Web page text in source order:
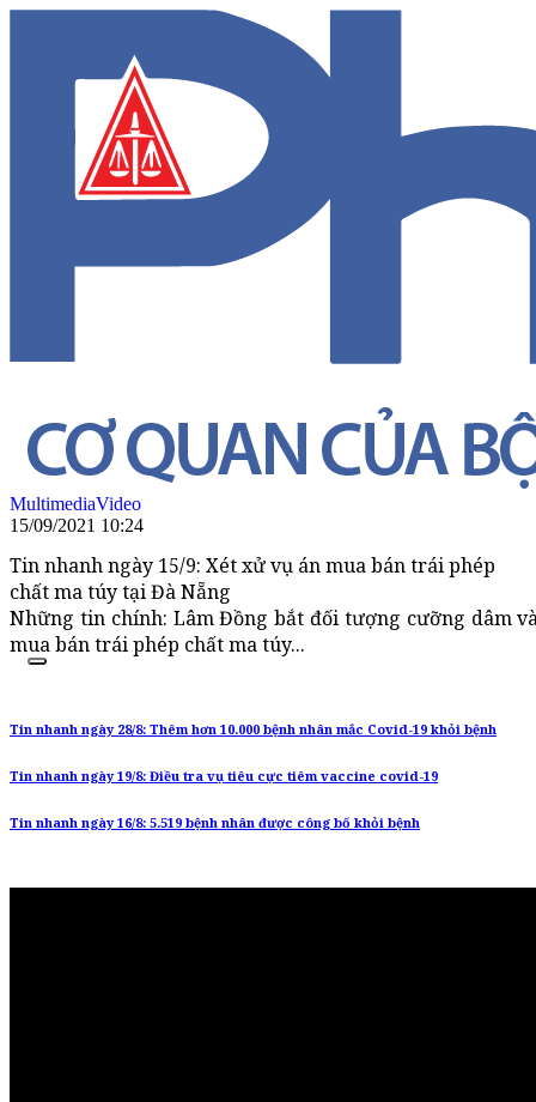
MultimediaVideo
15/09/2021 10:24
Tin nhanh ngày 15/9: Xét xử vụ án mua bán trái phép
chất ma túy tại Đà Nẵng
Những tin chính: Lâm Đồng bắt đối tượng cưỡng dâm
mua bán trái phép chất ma túy...
Tin nhanh ngày 28/8: Thêm hơn 10.000 bệnh nhân mắc Covid-19 khỏi bệnh
Tin nhanh ngày 19/8: Điều tra vụ tiêu cực tiêm vaccine covid-19
Tin nhanh ngày 16/8: 5.519 bệnh nhân được công bố khỏi bệnh